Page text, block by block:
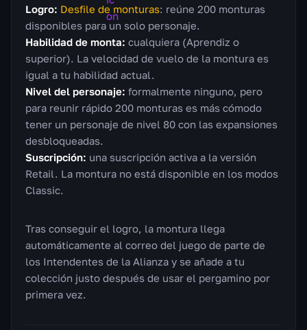
Logro: Desfile de monturas: reúne 200 monturas
disponibles para un solo personaje.
Habilidad de monta: cualquiera (Aprendiz o
superior). La velocidad de vuelo de la montura es
igual a tu habilidad actual.
Nivel del personaje: formalmente ninguno, pero
para reunir rápido 200 monturas es más cómodo
tener un personaje de nivel 80 con las expansiones
desbloqueadas.
Suscripción: una suscripción activa a la versión
Retail. La montura no está disponible en los modos
Classic.
Tras conseguir el logro, la montura llega
automáticamente al correo del juego de parte de
los Intendentes de la Alianza y se añade a tu
colección justo después de usar el pergamino por
primera vez.